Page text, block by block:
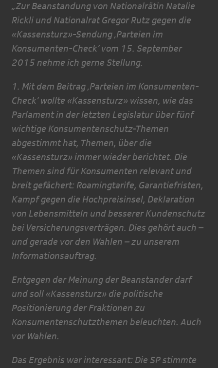
„Zur Beanstandung von Nationalrätin Natalie
Rickli und Nationalrat Gregor Rutz gegen die
«Kassensturz»-Sendung ‚Parteien im
Konsumenten-Check’ vom 15. September
2015 nehme ich gerne Stellung.
1. Mit dem Beitrag ‚Parteien im Konsumenten-
Check’ wollte «Kassensturz» wissen, wie das
Parlament in der letzten Legislatur über fünf
wichtige Konsumentenschutz-Themen
abgestimmt hat, Themen, über die
«Kassensturz» immer wieder berichtet. Die
Themen sind für Konsumenten relevant und
breit gefächert: Roamingtarife, Garantiefristen,
Kampf gegen die Hochpreisinsel, Deklaration
von Lebensmitteln und besserer Kundenschutz
bei Versicherungsverträgen. Dies gehört auch –
und gerade vor den Wahlen – zu unserem
Informationsauftrag.
Entgegen der Meinung der Beanstander darf
und soll «Kassensturz» die politische
Positionierung der Fraktionen zu
Konsumentenschutzthemen beleuchten. Auch
vor Wahlen.
Das Ergebnis war interessant: Die SP stimmte